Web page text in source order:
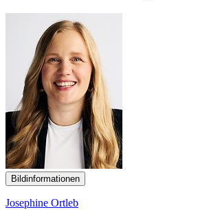
Bildinformationen
Josephine Ortleb